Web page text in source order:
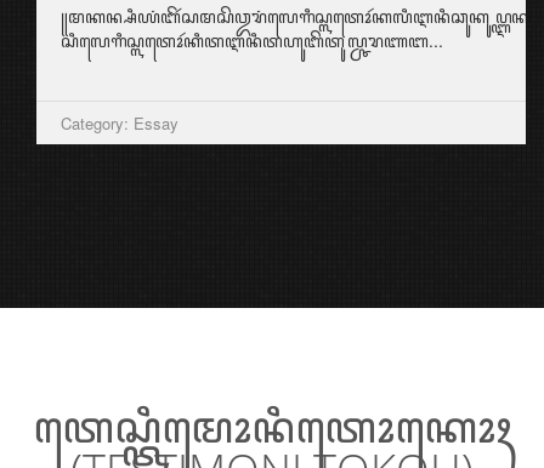
ꦱꦶꦭꦺꦒꦶꦱ꧀ꦭꦠꦺꦴꦂꦏꦶꦠꦆꦤꦶꦠꦲꦸꦧꦼꦠꦸꦭ꧀ꦕꦫꦚꦧ...
Category: Essay
ꦠꦺꦱ꧀ꦠꦶꦩꦺꦴꦤꦶꦠꦺꦴꦏꦺꦴꦃ